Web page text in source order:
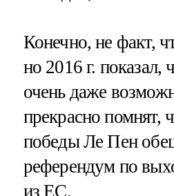
Конечно, не факт,
но 2016 г. показал,
очень даже
прекрасно помнят,
победы Ле Пен
референдум по
из ЕС.